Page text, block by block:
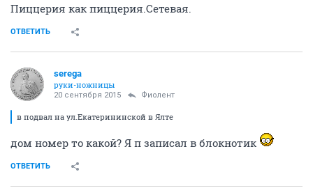
Пиццерия как пиццерия.Сетевая.
ОТВЕТИТЬ
serega
руки-ножницы
20 сентября 2015 Фиолент
в подвал на ул.Екатерининской в Ялте
дом номер то какой? Я п записал в блокнотик
ОТВЕТИТЬ